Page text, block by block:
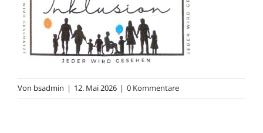
Von bsadmin | 12. Mai 2026 | 0 Kommentare